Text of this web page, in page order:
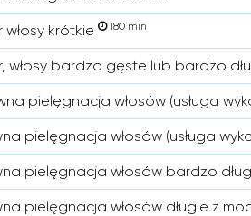
krótkie 180 min
włosy bardzo gęste lub bardzo
pielęgnacja włosów (usługa
pielęgnacja włosów (usługa
pielęgnacja włosów bardzo
pielęgnacja włosów długie z